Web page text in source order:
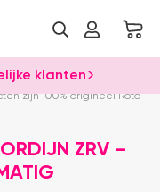
klanten
Dealer
zijn 100% origineel Roto
ZRV –